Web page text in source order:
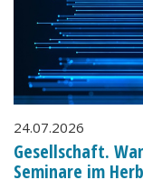
24.07.2026
Gesellschaft.
Seminare im